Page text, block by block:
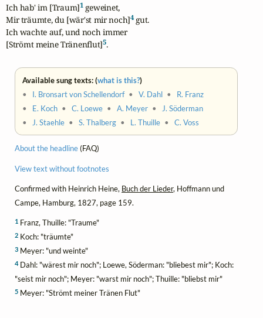
Ich hab' im [Traum]1 geweinet,
Mir träumte, du [wär'st mir noch]4 gut.
Ich wachte auf, und noch immer
[Strömt meine Tränenflut]5.
Available sung texts: (what is this?)
• I. Bronsart von Schellendorf •V. Dahl • R. Franz
• E. Koch •C. Loewe •A. Meyer •
J. Söderman
•
J. Staehle •S. Thalberg • L. Thuille •C. Voss
About the headline(FAQ)
View text without footnotes
Confirmed with Heinrich Heine, Buch der Lieder, Hoffmann und
Campe, Hamburg, 1827, page 159.
1 Franz, Thuille: "Traume"
2 Koch: "träumte"
3 Meyer: "und weinte"
4Dahl: "wärest mir noch"; Loewe, Söderman: "bliebest mir"; Koch:
"seist mir noch"; Meyer: "warst mir noch"; Thuille: "bliebst mir"
5 Meyer: "Strömt meiner Tränen Flut"